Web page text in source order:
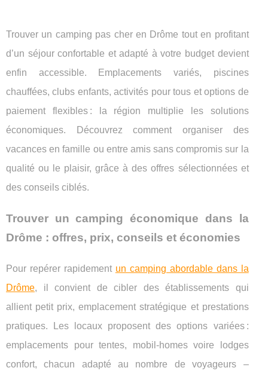
Trouver un camping pas cher en Drôme tout en profitant
d’un séjour confortable et adapté à votre budget devient
enfin accessible. Emplacements variés, piscines
chauffées, clubs enfants, activités pour tous et options de
paiement flexibles : la région multiplie les solutions
économiques. Découvrez comment organiser des
vacances en famille ou entre amis sans compromis sur la
qualité ou le plaisir, grâce à des offres sélectionnées et
des conseils ciblés.
Trouver un camping économique dans la
Drôme : offres, prix, conseils et économies
Pour repérer rapidement un camping abordable dans la
Drôme, il convient de cibler des établissements qui
allient petit prix, emplacementstratégique et prestations
pratiques. Les locaux proposent des options variées :
emplacements pour tentes, mobil-homes voire lodges
confort, chacun adapté au nombre de voyageurs –